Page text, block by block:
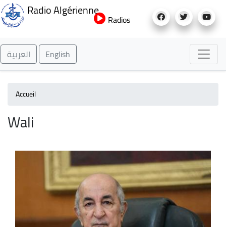
au
Radio Algérienne
Radios
العربية English
Accueil
Wali